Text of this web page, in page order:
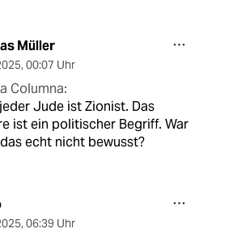
Müller
, 00:07 Uhr
Columna:
Jude ist Zionist. Das
ist ein politischer Begriff. War
echt nicht bewusst?
, 06:39 Uhr